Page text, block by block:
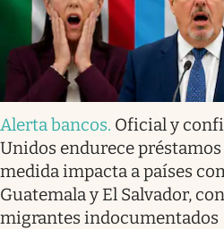
Alerta bancos. Oficial y
Unidos endurece
medida impacta a países
Guatemala y El Salvador,
migrantes indocumentados